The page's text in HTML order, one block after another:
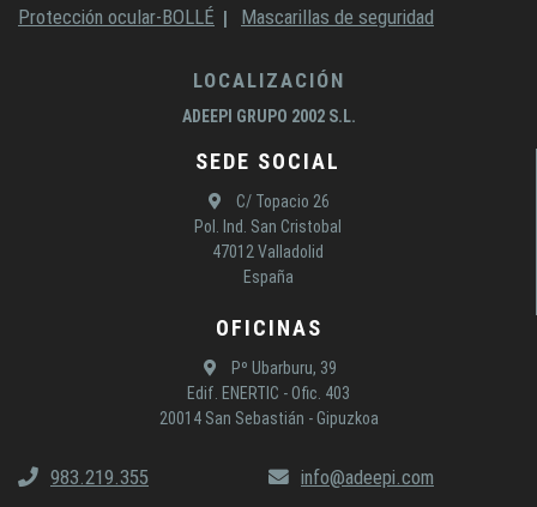
Protección ocular-BOLLÉ
Mascarillas de seguridad
LOCALIZACIÓN
ADEEPI GRUPO 2002 S.L.
SEDE SOCIAL
C/ Topacio 26
Pol. Ind. San Cristobal
47012 Valladolid
España
OFICINAS
Pº Ubarburu, 39
Edif. ENERTIC - Ofic. 403
20014 San Sebastián - Gipuzkoa
983.219.355 info@adeepi.com